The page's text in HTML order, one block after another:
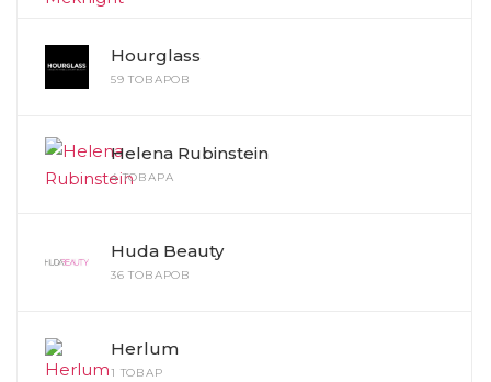
Hourglass
59 ТОВАРОВ
Helena Rubinstein
4 ТОВАРА
Huda Beauty
36 ТОВАРОВ
Herlum
1 ТОВАР